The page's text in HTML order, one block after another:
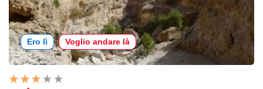
Ero lì Voglio andare là